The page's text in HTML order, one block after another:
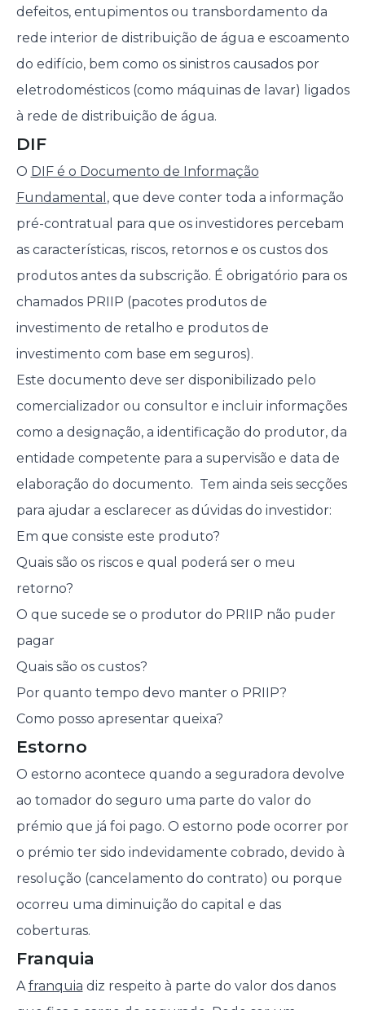
defeitos, entupimentos ou transbordamento da
rede interior de distribuição de água e escoamento
do edifício, bem como os sinistros causados por
eletrodomésticos (como máquinas de lavar) ligados
à rede de distribuição de água.
DIF
O DIF é o Documento de Informação
Fundamental , que deve conter toda a informação
pré-contratual para que os investidores percebam
as características, riscos, retornos e os custos dos
produtos antes da subscrição. É obrigatório para os
chamados PRIIP (pacotes produtos de
investimento de retalho e produtos de
investimento com base em seguros).
Este documento deve ser disponibilizado pelo
comercializador ou consultor e incluir informações
como a designação, a identificação do produtor, da
entidade competente para a supervisão e data de
elaboração do documento. Tem ainda seis secções
para ajudar a esclarecer as dúvidas do investidor:
Em que consiste este produto?
Quais são os riscos e qual poderá ser o meu
retorno?
O que sucede se o produtor do PRIIP não puder
pagar
Quais são os custos?
Por quanto tempo devo manter o PRIIP?
Como posso apresentar queixa?
Estorno
O estorno acontece quando a seguradora devolve
ao tomador do seguro uma parte do valor do
prémio que já foi pago. O estorno pode ocorrer por
o prémio ter sido indevidamente cobrado, devido à
resolução (cancelamento do contrato) ou porque
ocorreu uma diminuição do capital e das
coberturas.
Franquia
Afranquia diz respeito à parte do valor dos danos